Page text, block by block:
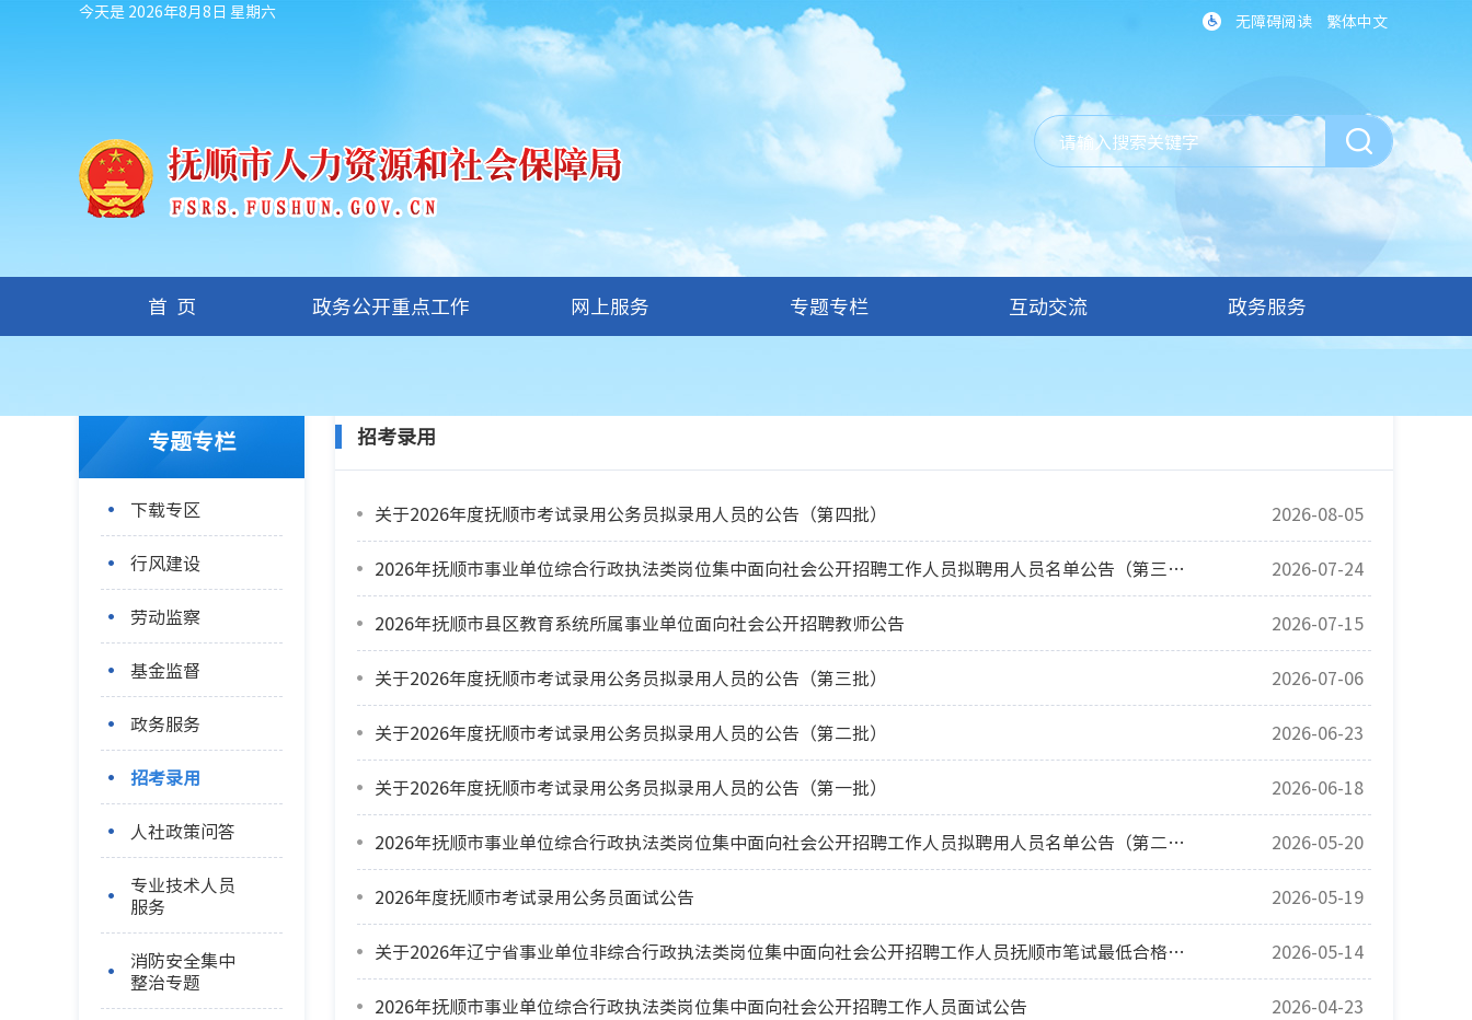
今天是 2026年8月8日 星期六 无障碍阅读 繁体中文
首页 政务公开重点工作 网上服务 专题专栏 互动交流 政务服务
专题专栏
下载专区
行风建设
劳动监察
基金监督
政务服务
招考录用
人社政策问答
专业技术人员
服务
消防安全集中
整治专题
招考录用
关于2026年度抚顺市考试录用公务员拟录用人员的公告（第四批） 2026-08-05
2026年抚顺市事业单位综合行政执法类岗位集中面向社会公开招聘工作人员拟聘用人员名单公告（第三批） 2026-07-24
2026年抚顺市县区教育系统所属事业单位面向社会公开招聘教师公告 2026-07-15
关于2026年度抚顺市考试录用公务员拟录用人员的公告（第三批） 2026-07-06
关于2026年度抚顺市考试录用公务员拟录用人员的公告（第二批） 2026-06-23
关于2026年度抚顺市考试录用公务员拟录用人员的公告（第一批） 2026-06-18
2026年抚顺市事业单位综合行政执法类岗位集中面向社会公开招聘工作人员拟聘用人员名单公告（第二批） 2026-05-20
2026年度抚顺市考试录用公务员面试公告 2026-05-19
关于2026年辽宁省事业单位非综合行政执法类岗位集中面向社会公开招聘工作人员抚顺市笔试最低合格分数线和拟进入面试（资格复审）人员名单及有关工作安排的公告 2026-05-14
2026年抚顺市事业单位综合行政执法类岗位集中面向社会公开招聘工作人员面试公告 2026-04-23